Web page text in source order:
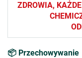
ZDROWIA,
📦 Przechowywanie